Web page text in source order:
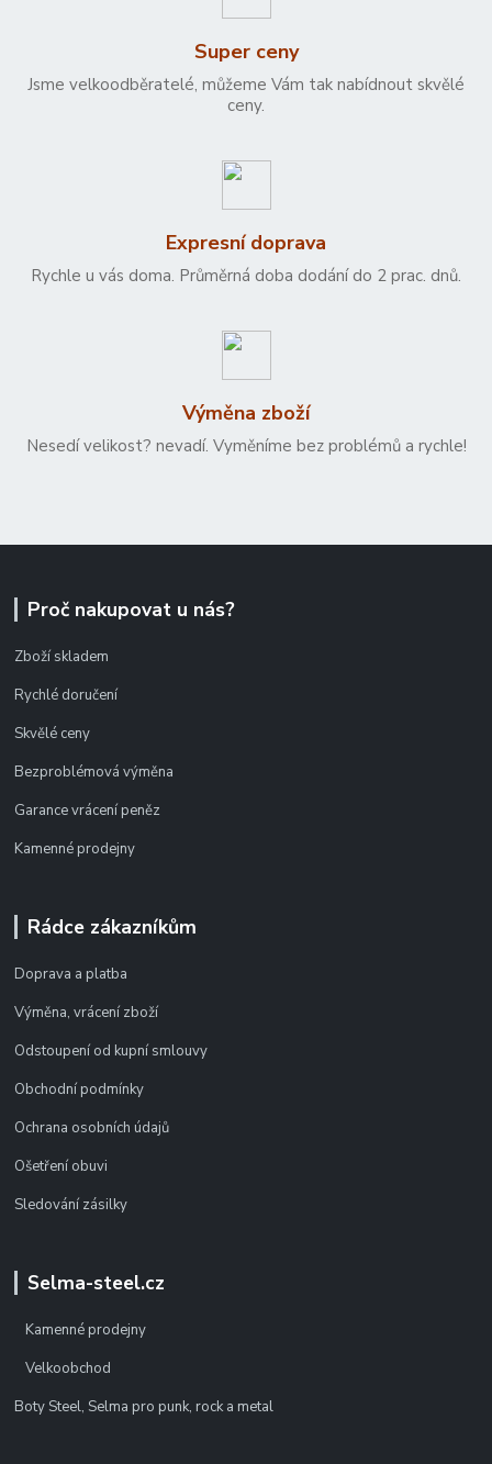
Super ceny
Jsme velkoodběratelé, můžeme Vám tak nabídnout skvělé
ceny.
Expresní doprava
Rychle u vás doma. Průměrná doba dodání do 2 prac. dnů.
Výměna zboží
Nesedí velikost? nevadí. Vyměníme bez problémů a rychle!
Proč nakupovat u nás?
Zboží skladem
Rychlé doručení
Skvělé ceny
Bezproblémová výměna
Garance vrácení peněz
Kamenné prodejny
Rádce zákazníkům
Doprava a platba
Výměna, vrácení zboží
Odstoupení od kupní smlouvy
Obchodní podmínky
Ochrana osobních údajů
Ošetření obuvi
Sledování zásilky
Selma-steel.cz
Kamenné prodejny
Velkoobchod
Boty Steel, Selma pro punk, rock a metal